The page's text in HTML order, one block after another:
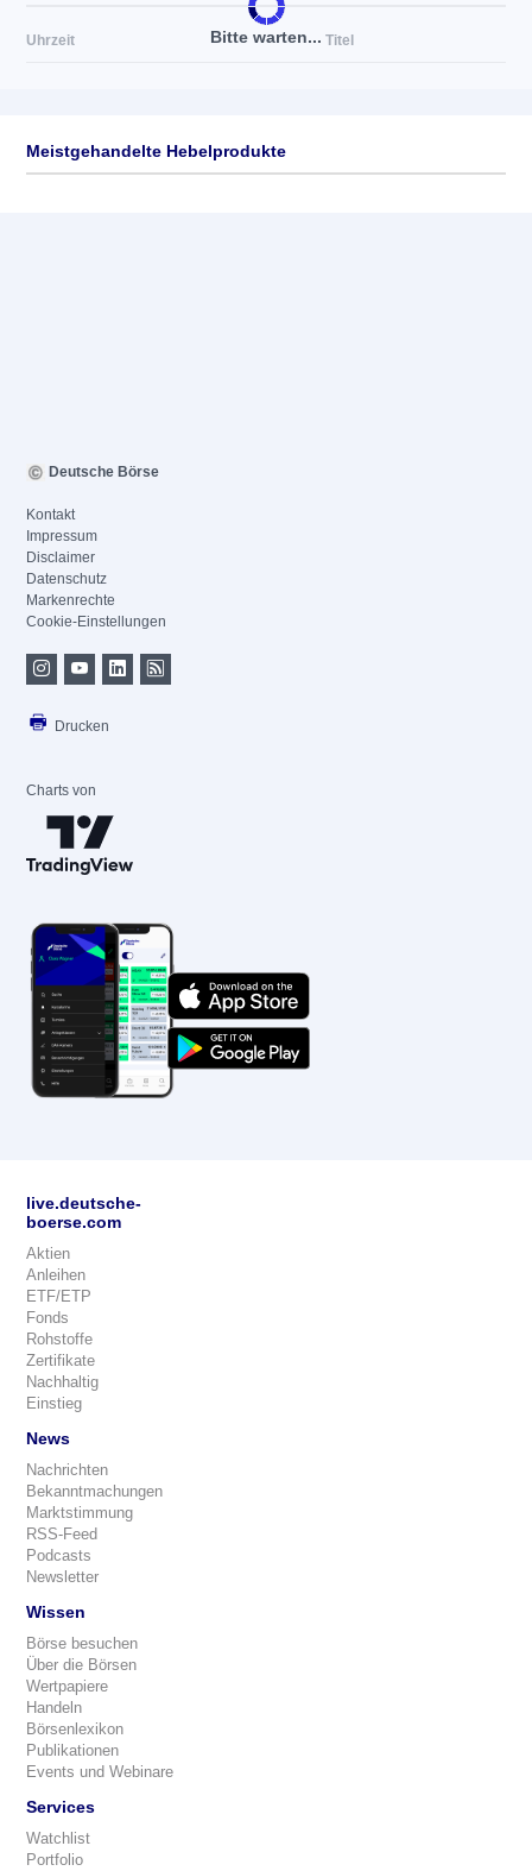
Bitte warten...
Uhrzeit Titel
Meistgehandelte Hebelprodukte
Deutsche Börse
Kontakt
Impressum
Disclaimer
Datenschutz
Markenrechte
Cookie-Einstellungen
Drucken
Charts von
live.deutsche-
boerse.com
Aktien
Anleihen
ETF/ETP
Fonds
Rohstoffe
Zertifikate
Nachhaltig
Einstieg
News
Nachrichten
Bekanntmachungen
Marktstimmung
RSS-Feed
Podcasts
Newsletter
Wissen
Börse besuchen
Über die Börsen
Wertpapiere
Handeln
Börsenlexikon
Publikationen
Events und Webinare
Services
Watchlist
Portfolio